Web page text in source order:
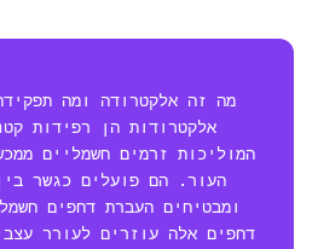
מה זה אלקטרודה ומה
אלקטרודות הן רפידות
העור. הם פועלים כגשר
ומבטיחים העברת דחפים
דחפים אלה עוזרים לעורר